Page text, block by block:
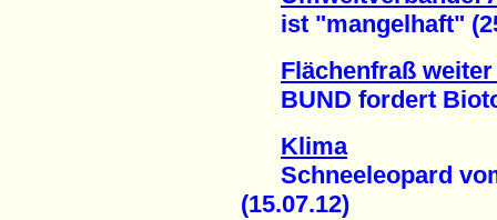
ist "mangelhaft"
Flächenfraß
BUND fordert
Klima
Schneeleopard
(15.07.12)